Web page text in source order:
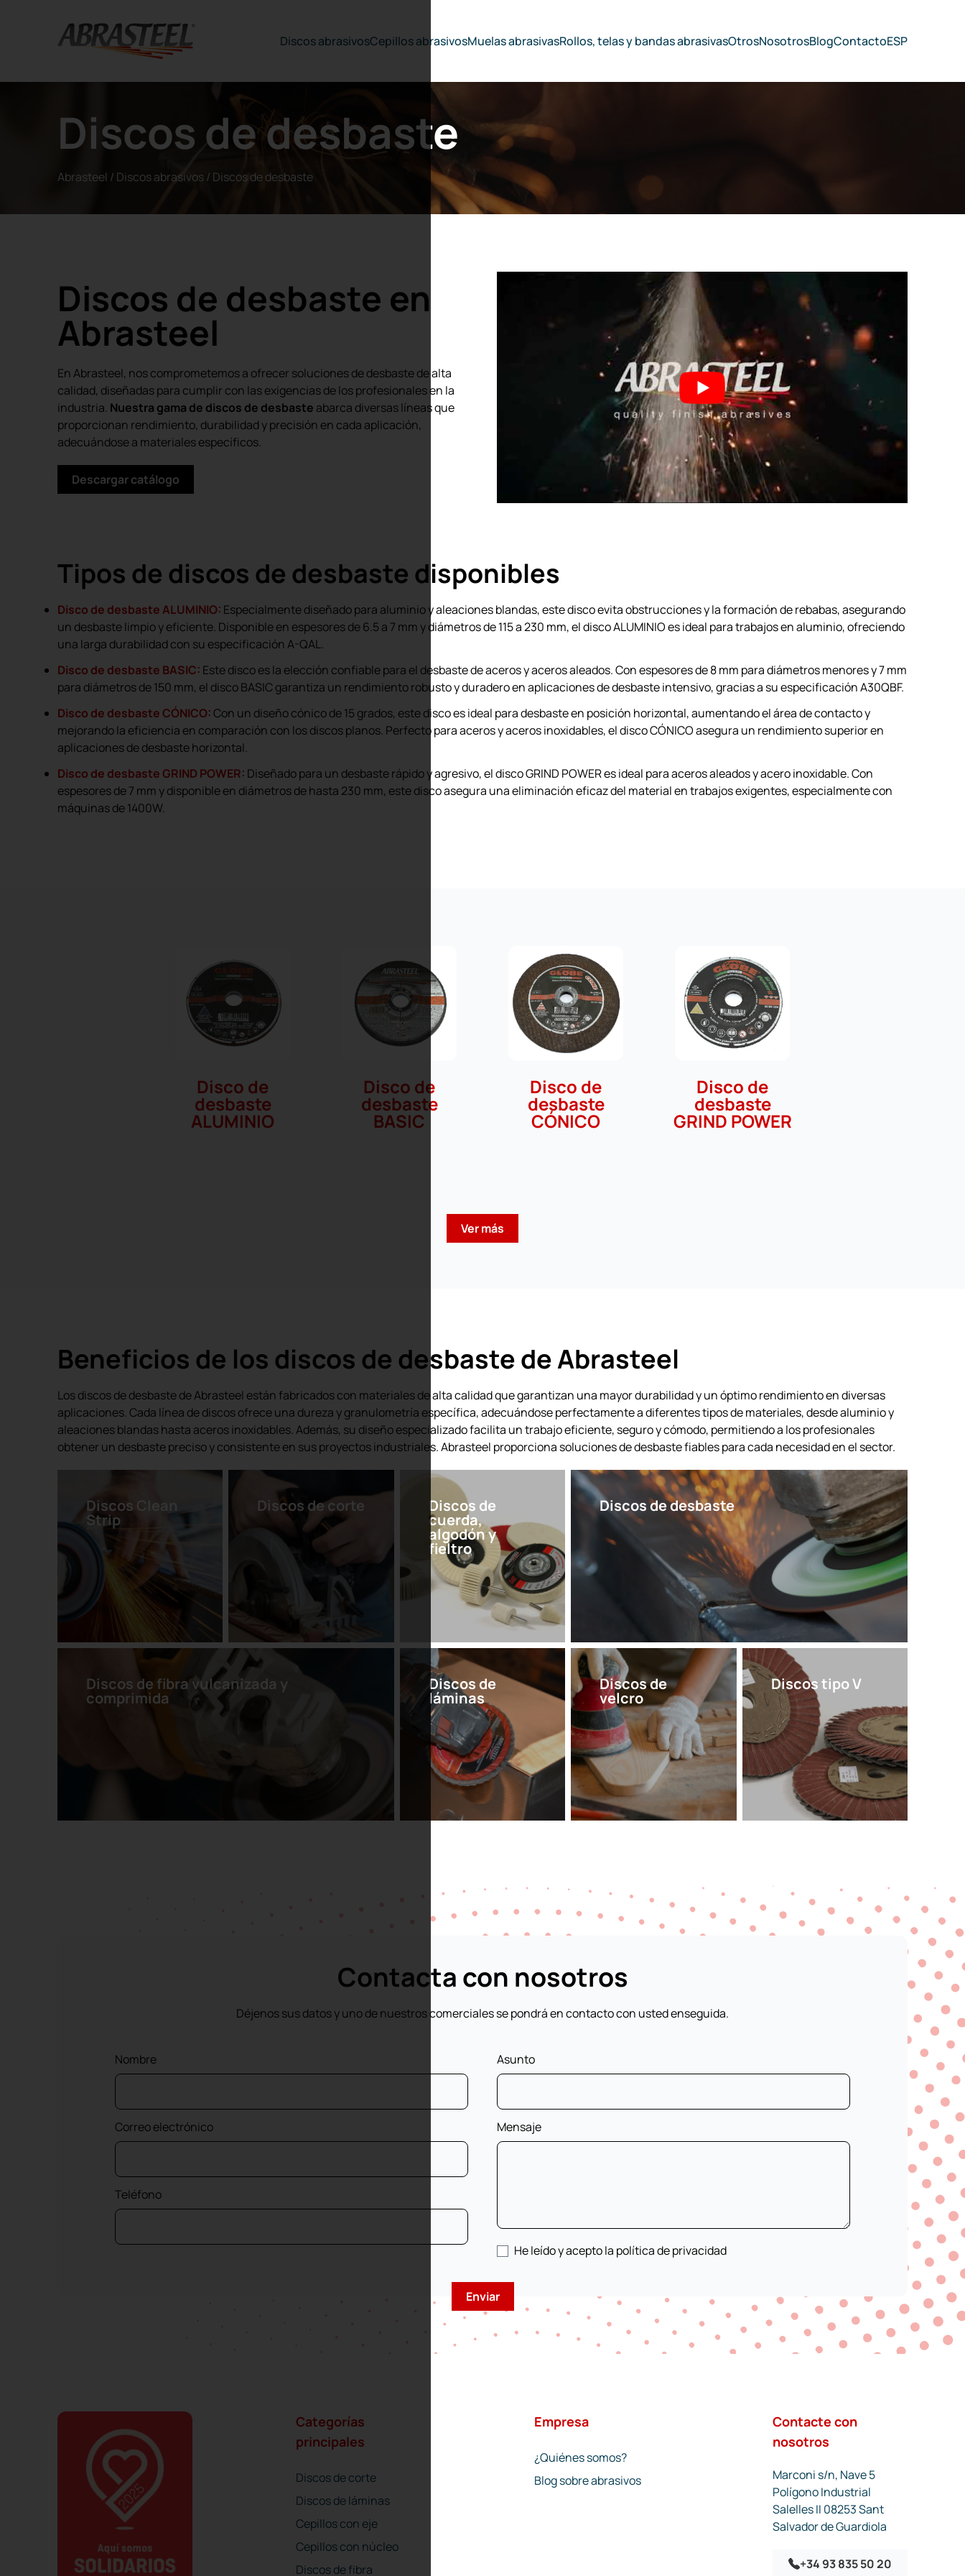
Discos abrasivosCepillos abrasivosMuelas abrasivasRollos, telas y bandas abrasivasOtrosNosotrosBlogContactoESP
Discos de desbaste
Abrasteel / Discos abrasivos/ Discos de desbaste
Discos de desbaste en
Abrasteel
En Abrasteel, nos comprometemos a ofrecer soluciones de desbaste de alta
calidad, diseñadas para cumplir con las exigencias de los profesionales en la
industria. Nuestra gama de discos de desbaste abarca diversas líneas que
proporcionan rendimiento, durabilidad y precisión en cada aplicación,
adecuándose a materiales específicos.
Descargar catálogo
Tipos de discos de desbaste disponibles
Disco de desbaste ALUMINIO: Especialmente diseñado para aluminio y aleaciones blandas, este disco evita obstrucciones y la formación de rebabas, asegurando
un desbaste limpio y eficiente. Disponible en espesores de 6.5 a 7 mm y diámetros de 115 a 230 mm, el disco ALUMINIO es ideal para trabajos en aluminio, ofreciendo
una larga durabilidad con su especificación A-QAL.
Disco de desbaste BASIC: Este disco es la elección confiable para el desbaste de aceros y aceros aleados. Con espesores de 8 mm para diámetros menores y 7 mm
para diámetros de 150 mm, el disco BASIC garantiza un rendimiento robusto y duradero en aplicaciones de desbaste intensivo, gracias a su especificación A30QBF.
Disco de desbaste CÓNICO:Con un diseño cónico de 15 grados, este disco es ideal para desbaste en posición horizontal, aumentando el área de contacto y
mejorando la eficiencia en comparación con los discos planos. Perfecto para aceros y aceros inoxidables, el disco CÓNICO asegura un rendimiento superior en
aplicaciones de desbaste horizontal.
Disco de desbaste GRIND POWER: Diseñado para un desbaste rápido y agresivo, el disco GRIND POWER es ideal para aceros aleados y acero inoxidable. Con
espesores de 7 mm y disponible en diámetros de hasta 230 mm, este disco asegura una eliminación eficaz del material en trabajos exigentes, especialmente con
máquinas de 1400W.
Disco de
desbaste
ALUMINIO
Disco de
desbaste
BASIC
Disco de
desbaste
CÓNICO
Disco de
desbaste
GRIND POWER
Ver más
Beneficios de los discos de desbaste de Abrasteel
Los discos de desbaste de Abrasteel están fabricados con materiales de alta calidad que garantizan una mayor durabilidad y un óptimo rendimiento en diversas
aplicaciones. Cada línea de discos ofrece una dureza y granulometría específica, adecuándose perfectamente a diferentes tipos de materiales, desde aluminio y
aleaciones blandas hasta aceros inoxidables. Además, su diseño especializado facilita un trabajo eficiente, seguro y cómodo, permitiendo a los profesionales
obtener un desbaste preciso y consistente en sus proyectos industriales. Abrasteel proporciona soluciones de desbaste fiables para cada necesidad en el sector.
Discos Clean
Strip
Discos de corte Discos de
cuerda,
algodón y
fieltro
Discos de desbaste
Discos de fibra vulcanizada y
comprimida
Discos de
láminas
Discos de
velcro
Discos tipo V
Contacta con nosotros
Déjenos sus datos y uno de nuestros comerciales se pondrá en contacto con usted enseguida.
Nombre
Correo electrónico
Teléfono
Asunto
Mensaje
He leído y acepto la política de privacidad
Categorías
principales
Discos de corte
Discos de láminas
Cepillos con eje
Cepillos con núcleo
Discos de fibra
Empresa
¿Quiénes somos?
Blog sobre abrasivos
Contacte con
nosotros
Marconi s/n, Nave 5
Polígono Industrial
Salelles II 08253 Sant
Salvador de Guardiola
+34 93 835 50 20